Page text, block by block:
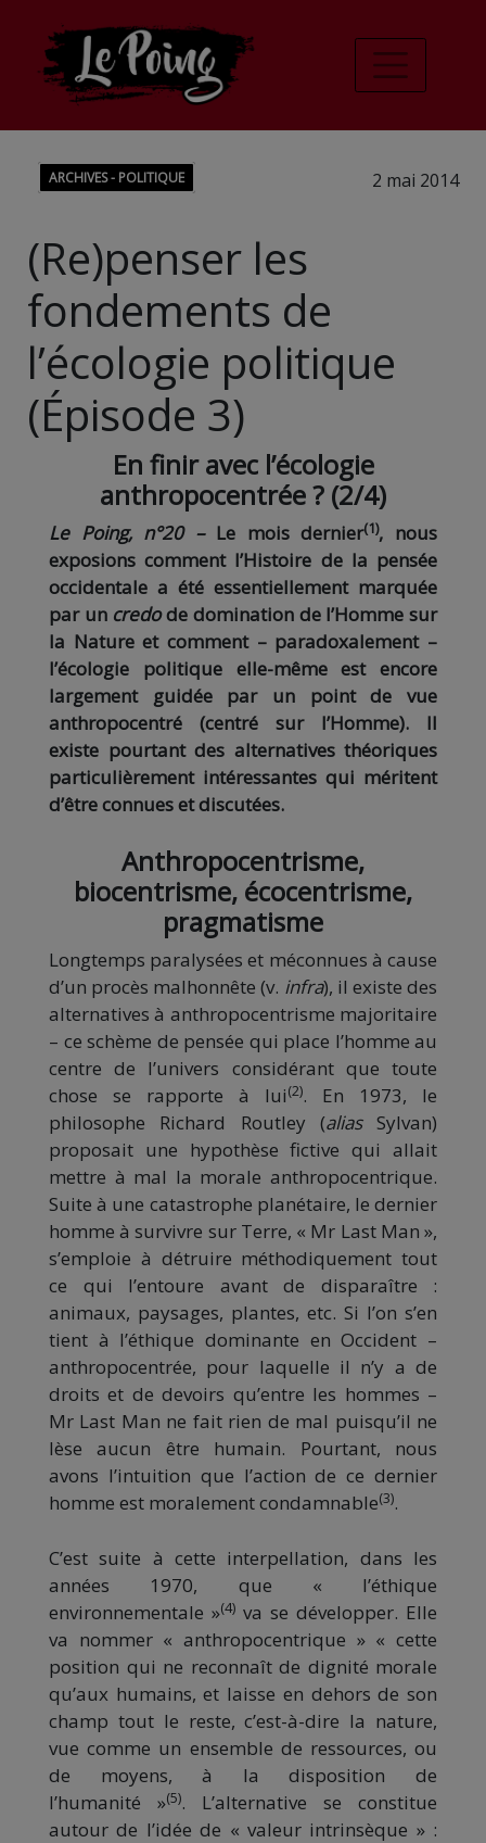
ARCHIVES - POLITIQUE 2 mai 2014
(Re)penser les
fondements de
l’écologie politique
(Épisode 3)
En finir avec l’écologie
anthropocentrée ? (2/4)
Le Poing, n°20 –Le mois dernier(1), nous
exposions comment l’Histoire de la pensée
occidentale a été essentiellement marquée
par un credode domination de l’Homme sur
la Nature et comment – paradoxalement –
l’écologie politique elle-même est encore
largement guidée par un point de vue
anthropocentré (centré sur l’Homme). Il
existe pourtant des alternatives théoriques
particulièrement intéressantes qui méritent
d’être connues et discutées.
Anthropocentrisme,
biocentrisme, écocentrisme,
pragmatisme
Longtemps paralysées et méconnues à cause
d’un procès malhonnête (v. infra), il existe des
alternatives à anthropocentrisme majoritaire
– ce schème de pensée qui place l’homme au
centre de l’univers considérant que toute
chose se rapporte à lui(2). En 1973, le
philosophe Richard Routley (aliasSylvan)
proposait une hypothèse fictive qui allait
mettre à mal la morale anthropocentrique.
Suite à une catastrophe planétaire, le dernier
homme à survivre sur Terre, « Mr Last Man »,
s’emploie à détruire méthodiquement tout
ce qui l’entoure avant de disparaître :
animaux, paysages, plantes, etc. Si l’on s’en
tient à l’éthique dominante en Occident –
anthropocentrée, pour laquelle il n’y a de
droits et de devoirs qu’entre les hommes –
Mr Last Man ne fait rien de mal puisqu’il ne
lèse aucun être humain. Pourtant, nous
avons l’intuition que l’action de ce dernier
homme est moralement condamnable(3).
C’est suite à cette interpellation, dans les
années 1970, que « l’éthique
environnementale »(4) va se développer. Elle
va nommer « anthropocentrique » « cette
position qui ne reconnaît de dignité morale
qu’aux humains, et laisse en dehors de son
champ tout le reste, c’est-à-dire la nature,
vue comme un ensemble de ressources, ou
de moyens, à la disposition de
l’humanité »(5). L’alternative se constitue
autour de l’idée de « valeur intrinsèque » :